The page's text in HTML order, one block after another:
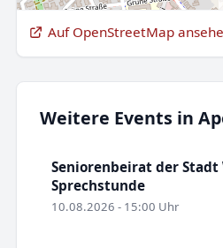
Auf OpenStreetMap
Weitere Events in
Seniorenbeirat der Stadt
Sprechstunde
10.08.2026 - 15:00 Uhr